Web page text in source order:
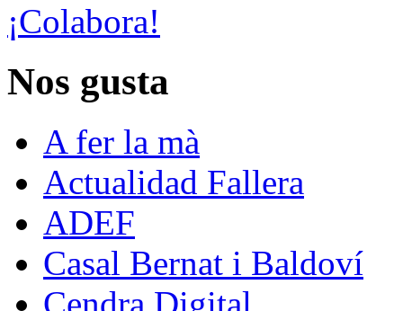
¡Colabora!
Nos gusta
A fer la mà
Actualidad Fallera
ADEF
Casal Bernat i Baldoví